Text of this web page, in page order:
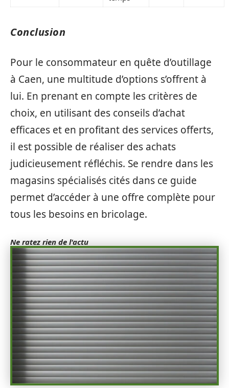
Conclusion
Pour le consommateur en quête d’outillage
à Caen, une multitude d’options s’offrent à
lui. En prenant en compte les critères de
choix, en utilisant des conseils d’achat
efficaces et en profitant des services offerts,
il est possible de réaliser des achats
judicieusement réfléchis. Se rendre dans les
magasins spécialisés cités dans ce guide
permet d’accéder à une offre complète pour
tous les besoins en bricolage.
Ne ratez rien de l'actu